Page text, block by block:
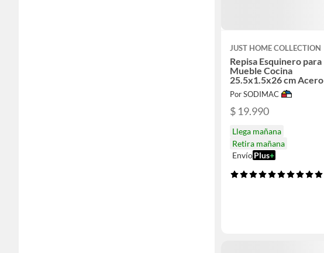
JUST HOME COLLECTION
Repisa Esquinero para
Mueble Cocina
25.5x1.5x26 cm Acero
Por SODIMAC
$ 19.990
Llega mañana
Retira mañana
EnvíoPlus+